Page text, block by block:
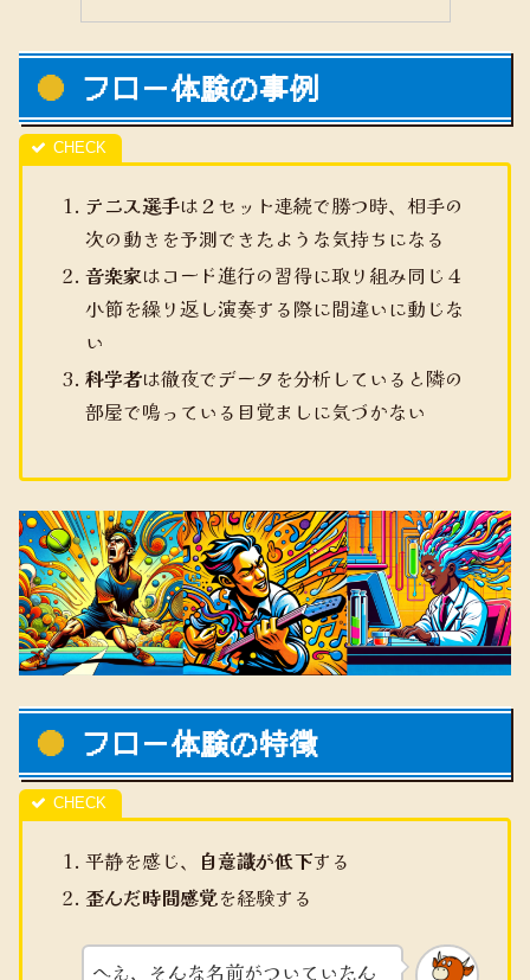
フロー体験の事例
テニス選手は２セット連続で勝つ時、相手の
次の動きを予測できたような気持ちになる
音楽家はコード進行の習得に取り組み同じ４
小節を繰り返し演奏する際に間違いに動じな
い
科学者は徹夜でデータを分析していると隣の
部屋で鳴っている目覚ましに気づかない
フロー体験の特徴
平静を感じ、 自意識が低下する
歪んだ時間感覚を経験する
へえ、そんな名前がついていたん